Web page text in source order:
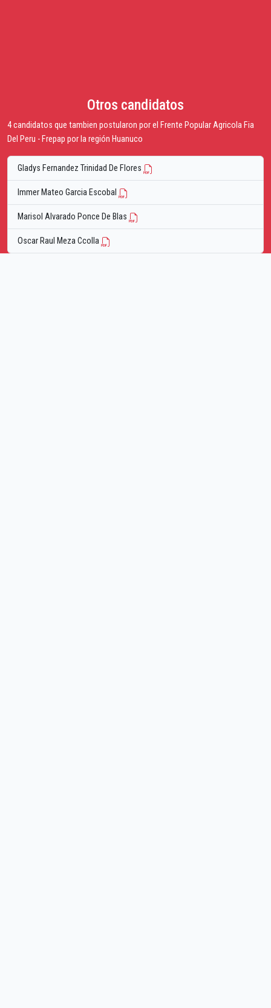
Otros candidatos
4 candidatos que tambien postularon por el Frente Popular Agricola Fia
Del Peru - Frepap por la región Huanuco
Gladys Fernandez Trinidad De Flores
Immer Mateo Garcia Escobal
Marisol Alvarado Ponce De Blas
Oscar Raul Meza Ccolla